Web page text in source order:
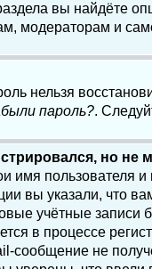
вы найдёте
модераторам и
нельзя
пароль?.
но не
имя пользователя
вы указали, что
учётные
в процессе
сообщение не